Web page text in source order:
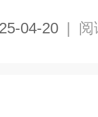
04-20 | 阅